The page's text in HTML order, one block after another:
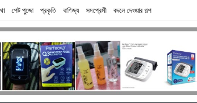
পেট পুজো প্রকৃতি বাণিজ্য সমপ্রেমী বদলে দেওয়ার গল্প